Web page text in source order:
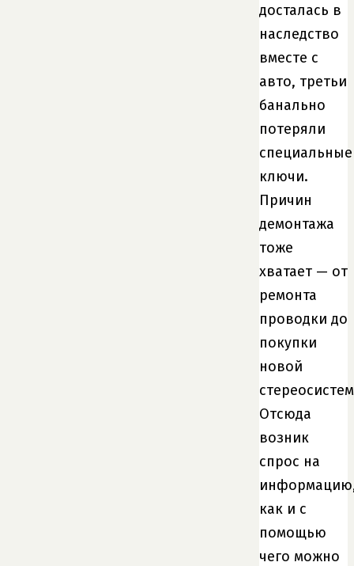
досталась в
наследство
вместе с
авто, третьи
банально
потеряли
специальные
ключи.
Причин
демонтажа
тоже
хватает — от
ремонта
проводки до
покупки
новой
Отсюда
возник
спрос на
как и с
помощью
чего можно